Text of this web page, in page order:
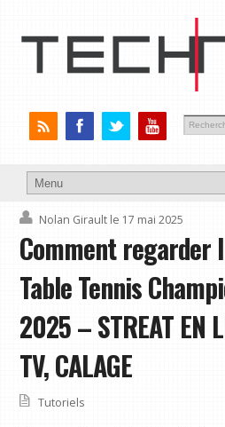
Nolan Girault le 17 mai 2025
Comment regarder
Table Tennis
2025 – STREAT EN
TV, CALAGE
Tutoriels